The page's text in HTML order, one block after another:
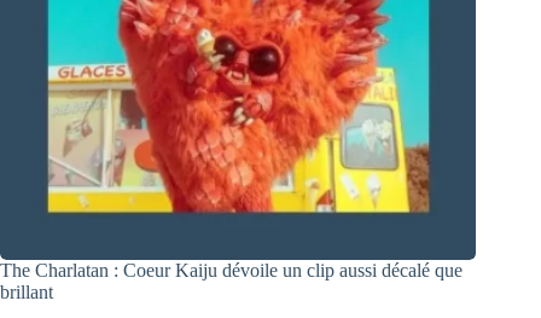
The Charlatan : Coeur Kaiju dévoile un clip aussi décalé que
brillant